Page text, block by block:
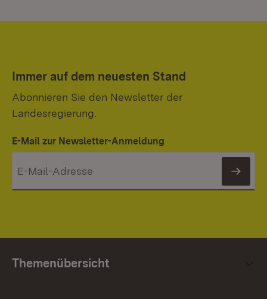
Immer auf dem neuesten Stand
Abonnieren Sie den Newsletter der
Landesregierung.
E-Mail zur Newsletter-Anmeldung
Themenübersicht